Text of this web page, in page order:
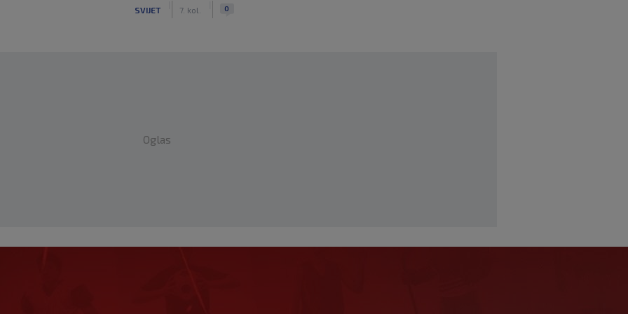
SVIJET 7. kol. 0
Oglas
sada je slobodan
ali…